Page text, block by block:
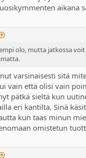
aikana
olo, mutta jatkossa
varsinaisesti sitä
vain että olisi vain
pätkä sieltä kun
eri kantilta. Sinä
kun taas minun
omistetun